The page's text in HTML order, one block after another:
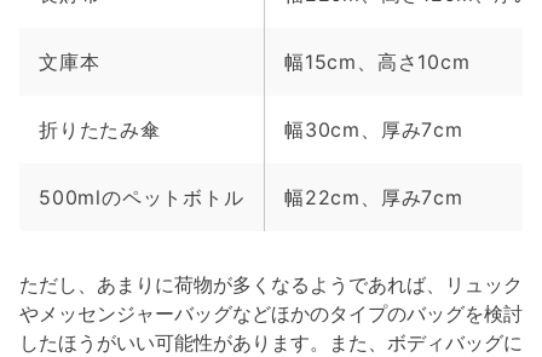
文庫本 幅15cm、高さ10cm
折りたたみ傘 幅30cm、厚み7cm
500mlのペットボトル 幅22cm、厚み7cm
ただし、あまりに荷物が多くなるようであれば、リュック
やメッセンジャーバッグなどほかのタイプのバッグを検討
したほうがいい可能性があります。また、ボディバッグに